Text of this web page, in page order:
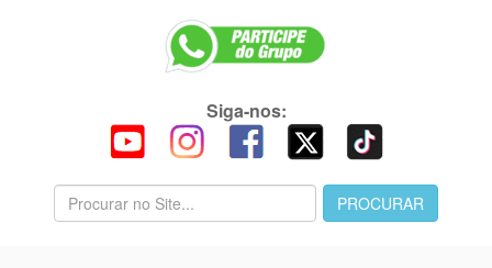
Siga-nos: